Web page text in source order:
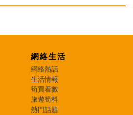
網絡生活
網絡熱話
生活情報
筍買着數
旅遊筍料
熱門話題